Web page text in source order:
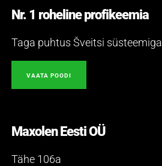
Nr. 1 roheline profikeemia
Taga puhtus Šveitsi süsteemiga
VAATA POODI
Maxolen Eesti OÜ
Tähe 106a